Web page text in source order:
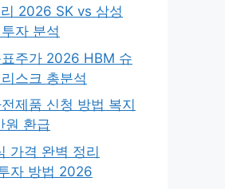
2026 SK vs 삼성
자 분석
주가 2026 HBM 슈
스크 총분석
제품 신청 방법 복지
원 환급
가격 완벽 정리
자 방법 2026